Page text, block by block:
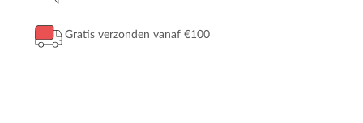
Gratis verzonden vanaf €100